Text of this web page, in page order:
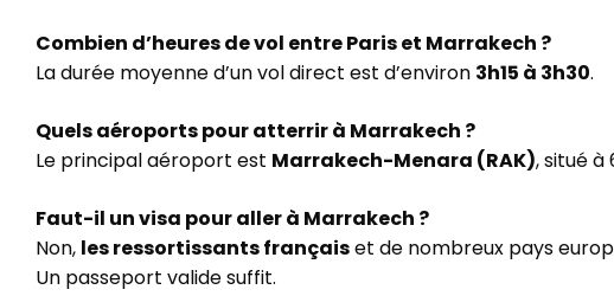
Combien d’heures de vol entre Paris et Marrakech ?
La durée moyenne d’un vol direct est d’environ 3h15 à 3h30.
Quels aéroports pour atterrir à Marrakech ?
Le principal aéroport est Marrakech-Menara (RAK), situé
Faut-il un visa pour aller à Marrakech ?
Non, les ressortissants françaiset de nombreux pays
Un passeport valide suffit.